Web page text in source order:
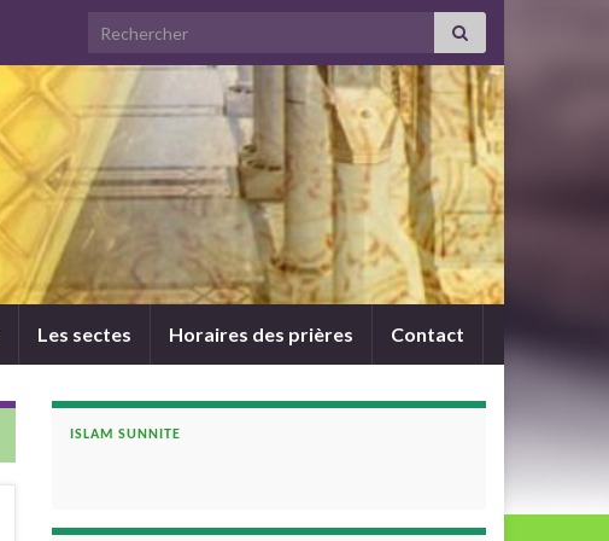
Search for:
Les sectes Horaires des prières Contact
ISLAM SUNNITE